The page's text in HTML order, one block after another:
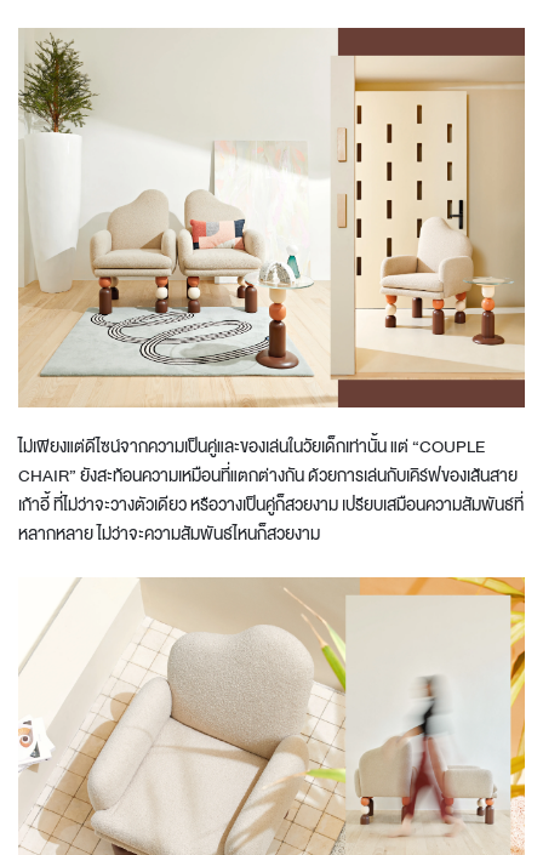
ไม่เพียงแต่ดีไซน์จากความเป็นคู่และของเล่นในวัยเด็กเท่านั้น แต่ “COUPLE
CHAIR” ยังสะท้อนความเหมือนที่แตกต่างกัน ด้วยการเล่นกับเคิร์ฟของเส้นสาย
เก้าอี้ ที่ไม่ว่าจะวางตัวเดียว หรือวางเป็นคู่ก็สวยงาม เปรียบเสมือนความสัมพันธ์ที่
หลากหลาย ไม่ว่าจะความสัมพันธ์ไหนก็สวยงาม